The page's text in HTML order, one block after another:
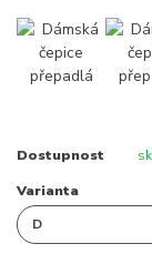
Dostupnost
Varianta